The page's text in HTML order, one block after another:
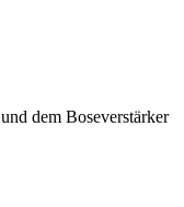
dem Boseverstärker